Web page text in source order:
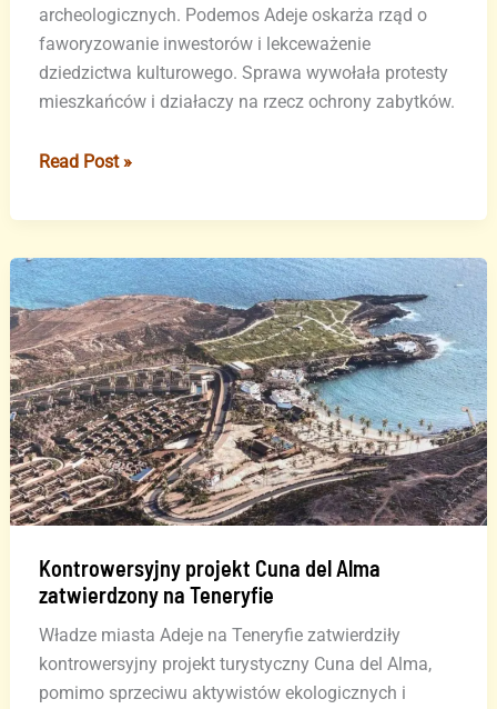
archeologicznych. Podemos Adeje oskarża rząd o
faworyzowanie inwestorów i lekceważenie
dziedzictwa kulturowego. Sprawa wywołała protesty
mieszkańców i działaczy na rzecz ochrony zabytków.
Kontrowersje
obniżenia
za
zniszczenie
zabytków
na
Teneryfie
Read Post »
Kontrowersyjny projekt Cuna del Alma
zatwierdzony na Teneryfie
Władze miasta Adeje na Teneryfie zatwierdziły
kontrowersyjny projekt turystyczny Cuna del Alma,
pomimo sprzeciwu aktywistów ekologicznych i